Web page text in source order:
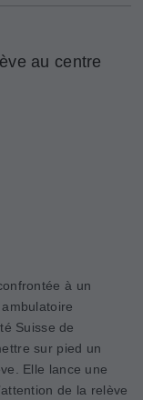
au centre
à un
Suisse de
sur pied un
Elle lance une
de la relève